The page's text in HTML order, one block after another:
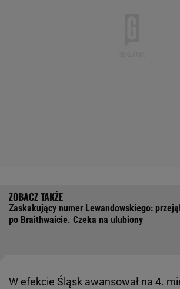
Zaskakujący numer Lewandowskiego:
po Braithwaicie. Czeka na ulubiony
W efekcie Śląsk awansował na 4.